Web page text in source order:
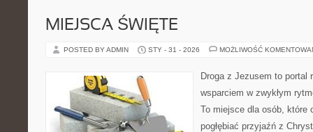
MIEJSCA ŚWIĘTE
POSTED BY ADMIN STY - 31 - 2026 MOŻLIWOŚĆ
Droga z Jezusem to portal
wsparciem w zwykłym
To miejsce dla osób, które
pogłębiać przyjaźń z